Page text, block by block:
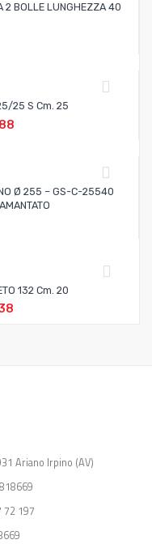
2 BOLLE LUNGHEZZA 40
25 S Cm. 25
Ø 255 – GS-C-25540
132 Cm. 20
Ariano Irpino (AV)
72 197